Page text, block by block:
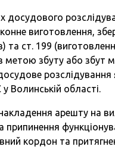
досудового
виготовлення,
та ст. 199
метою збуту або збут
Волинській області.
арешту на
припинення
кордон та